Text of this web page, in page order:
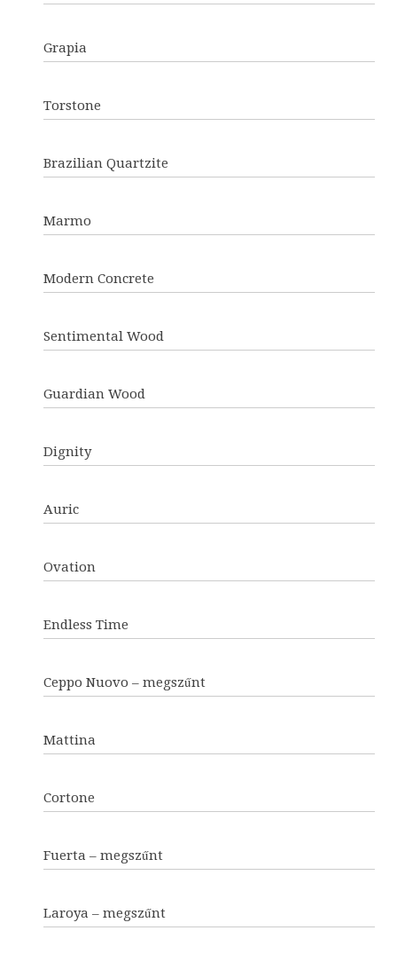
Grapia
Torstone
Brazilian Quartzite
Marmo
Modern Concrete
Sentimental Wood
Guardian Wood
Dignity
Auric
Ovation
Endless Time
Ceppo Nuovo – megszűnt
Mattina
Cortone
Fuerta – megszűnt
Laroya – megszűnt